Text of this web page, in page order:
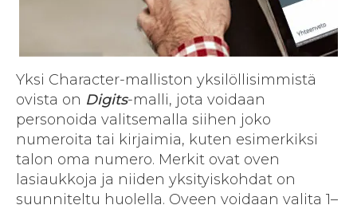
Yksi Character-malliston yksilöllisimmistä
ovista on Digits-malli, jota voidaan
personoida valitsemalla siihen joko
numeroita tai kirjaimia, kuten esimerkiksi
talon oma numero. Merkit ovat oven
lasiaukkoja ja niiden yksityiskohdat on
suunniteltu huolella. Oveen voidaan valita 1–